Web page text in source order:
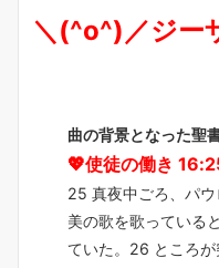
＼(^o^)／ジー
曲の背景となった聖
💖使徒の働き
25 真夜中ごろ、パ
美の歌を歌っている
ていた。26 ところ